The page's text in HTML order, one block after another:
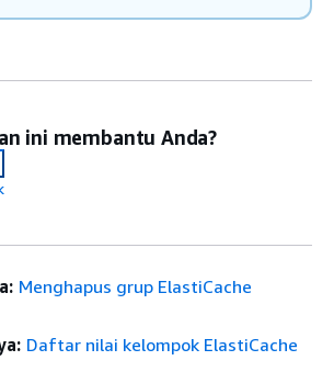
ini membantu Anda?
Menghapus grup ElastiCache
Daftar nilai kelompok ElastiCache